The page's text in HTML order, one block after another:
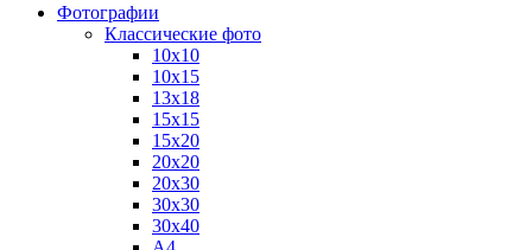
Фотографии
Классические фото
10х10
10х15
13х18
15х15
15х20
20х20
20х30
30х30
30х40